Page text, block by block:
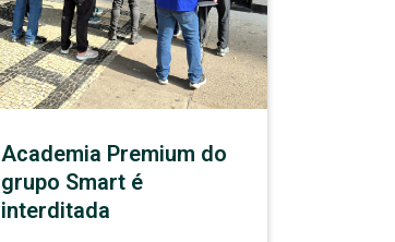
Academia Premium do
grupo Smart é
interditada